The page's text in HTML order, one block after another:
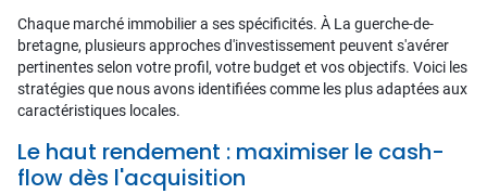
Chaque marché immobilier a ses spécificités. À La guerche-de-
bretagne, plusieurs approches d'investissement peuvent s'avérer
pertinentes selon votre profil, votre budget et vos objectifs. Voici les
stratégies que nous avons identifiées comme les plus adaptées aux
caractéristiques locales.
Le haut rendement : maximiser le cash-
flow dès l'acquisition